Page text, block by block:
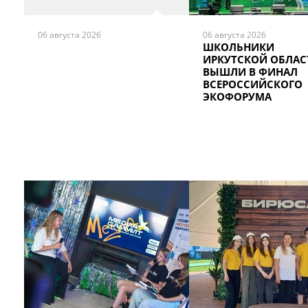
06 августа 2026 06 августа 2026
ШКОЛЬНИКИ
ИРКУТСКОЙ
ВЫШЛИ В ФИНАЛ
ВСЕРОССИЙСКОГО
ЭКОФОРУМА